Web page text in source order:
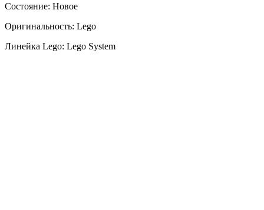
Состояние: Новое
Оригинальность: Lego
Линейка Lego: Lego System